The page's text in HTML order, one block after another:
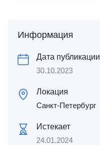
Информация
Дата публикации
30.10.2023
Локация
Санкт-Петербург
Истекает
24.01.2024